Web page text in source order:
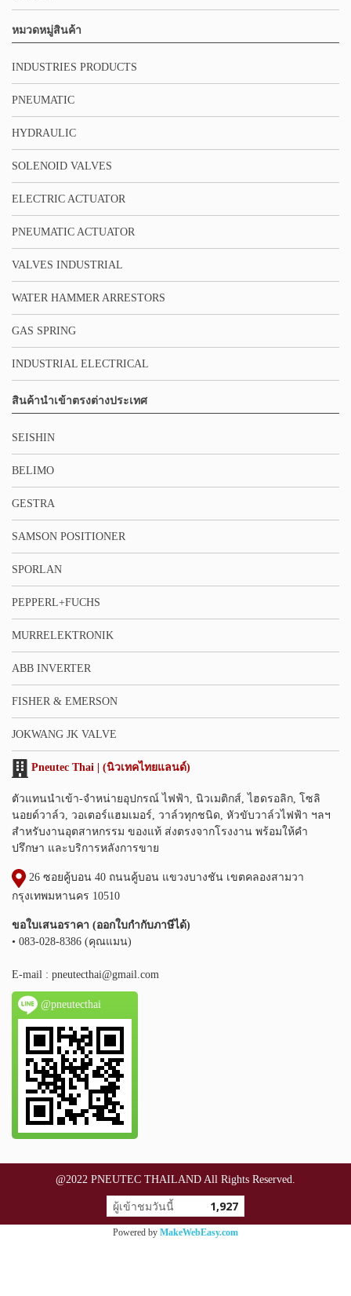
หมวดหมู่สินค้า
INDUSTRIES PRODUCTS
PNEUMATIC
HYDRAULIC
SOLENOID VALVES
ELECTRIC ACTUATOR
PNEUMATIC ACTUATOR
VALVES INDUSTRIAL
WATER HAMMER ARRESTORS
GAS SPRING
INDUSTRIAL ELECTRICAL
สินค้านำเข้าตรงต่างประเทศ
SEISHIN
BELIMO
GESTRA
SAMSON POSITIONER
SPORLAN
PEPPERL+FUCHS
MURRELEKTRONIK
ABB INVERTER
FISHER & EMERSON
JOKWANG JK VALVE
Pneutec Thai | (นิวเทคไทยแลนด์)
ตัวแทนนำเข้า-จำหน่ายอุปกรณ์ ไฟฟ้า, นิวเมติกส์, ไฮดรอลิก, โซลิ
นอยด์วาล์ว, วอเตอร์แฮมเมอร์, วาล์วทุกชนิด, หัวขับวาล์วไฟฟ้า ฯลฯ
สำหรับงานอุตสาหกรรม ของแท้ ส่งตรงจากโรงงาน พร้อมให้คำ
ปรึกษา และบริการหลังการขาย
26 ซอยคู้บอน 40 ถนนคู้บอน แขวงบางชัน เขตคลองสามวา
กรุงเทพมหานคร 10510
ขอใบเสนอราคา (ออกใบกำกับภาษีได้)
• 083-028-8386 (คุณแมน)
E-mail : pneutecthai@gmail.com
@pneutecthai
@2022 PNEUTEC THAILAND All Rights Reserved.
ผู้เข้าชมวันนี้ 1,927
Powered by MakeWebEasy.com